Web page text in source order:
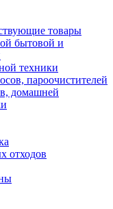
товары
бытовой и
техники
пароочистителей
домашней
отходов